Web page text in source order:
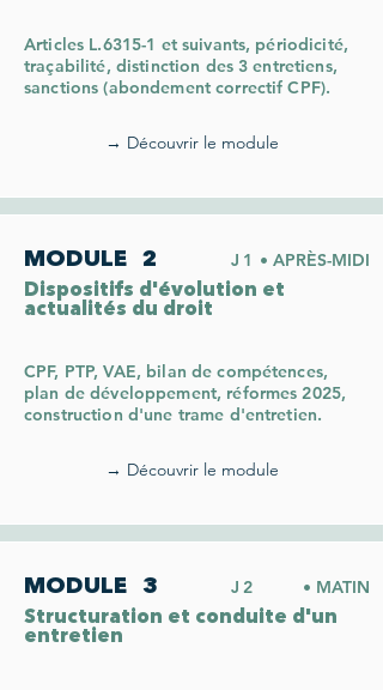
Articles L.6315-1 et suivants, périodicité,
traçabilité, distinction des 3 entretiens,
sanctions (abondement correctif CPF).
→ Découvrir le module
MODULE 2 J1 • APRÈS-MIDI
Dispositifs d'évolution et
actualités du droit
CPF, PTP, VAE, bilan de compétences,
plan de développement, réformes 2025,
construction d'une trame d'entretien.
→ Découvrir le module
MODULE 3 J2 • MATIN
Structuration et conduite d'un
entretien